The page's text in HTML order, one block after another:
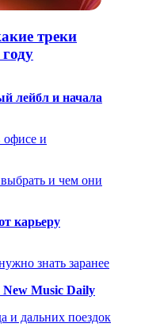
треки
лейбл и начала
офисе и
и чем они
карьеру
знать заранее
New Music Daily
и дальних поездок